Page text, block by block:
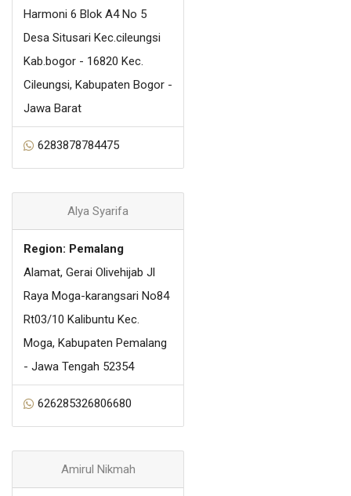
Harmoni 6 Blok A4 No 5
Desa Situsari Kec.cileungsi
Kab.bogor - 16820 Kec.
Cileungsi, Kabupaten Bogor -
Jawa Barat
6283878784475
Alya Syarifa
Region: Pemalang
Alamat, Gerai Olivehijab Jl
Raya Moga-karangsari No84
Rt03/10 Kalibuntu Kec.
Moga, Kabupaten Pemalang
- Jawa Tengah 52354
626285326806680
Amirul Nikmah